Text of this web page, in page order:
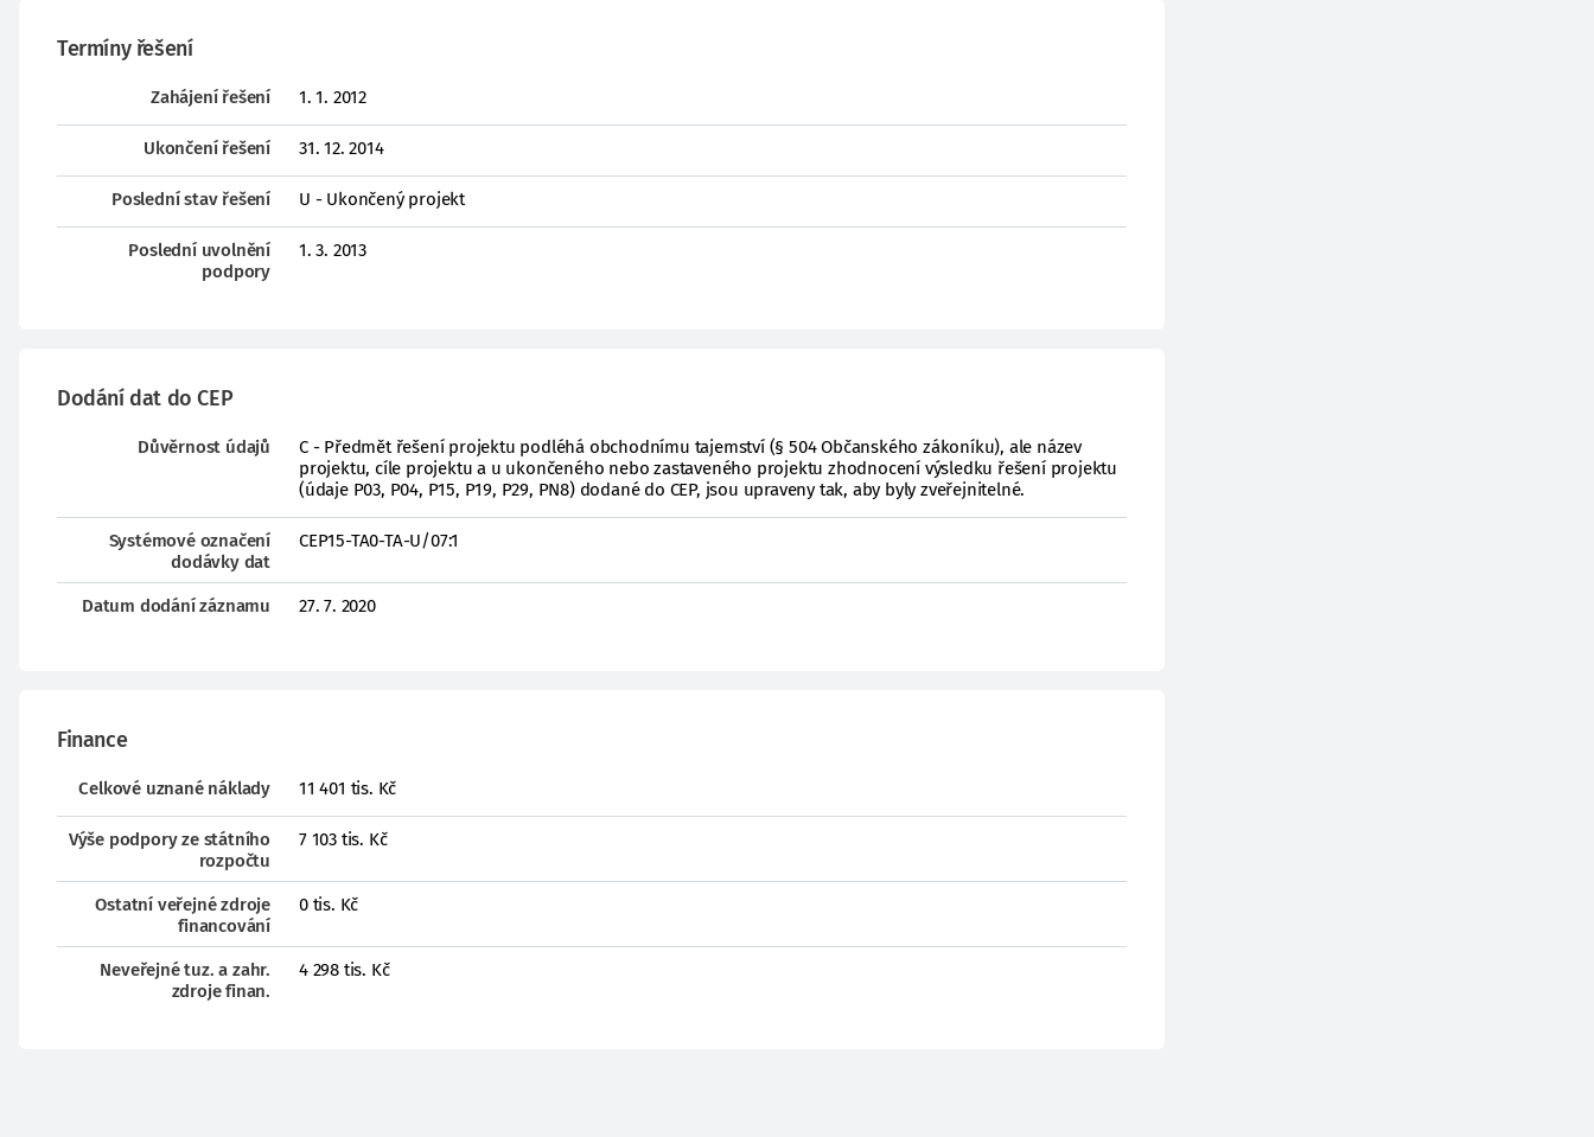
Termíny řešení
Zahájení řešení 1. 1. 2012
Ukončení řešení 31. 12. 2014
Poslední stav řešení U - Ukončený projekt
Poslední uvolnění
podpory
1. 3. 2013
Dodání dat do CEP
Důvěrnost údajů
C - Předmět řešení projektu podléhá obchodnímu tajemství (§ 504 Občanského zákoníku), ale název
projektu, cíle projektu a u ukončeného nebo zastaveného projektu zhodnocení výsledku řešení projektu
(údaje P03, P04, P15, P19, P29, PN8) dodané do CEP, jsou upraveny tak, aby byly zveřejnitelné.
Systémové označení
dodávky dat
CEP15-TA0-TA-U/07:1
Datum dodání záznamu 27. 7. 2020
Finance
Celkové uznané náklady 11 401 tis. Kč
Výše podpory ze státního
rozpočtu
7 103 tis. Kč
Ostatní veřejné zdroje
financování
0 tis. Kč
Neveřejné tuz. a zahr.
zdroje finan.
4 298 tis. Kč